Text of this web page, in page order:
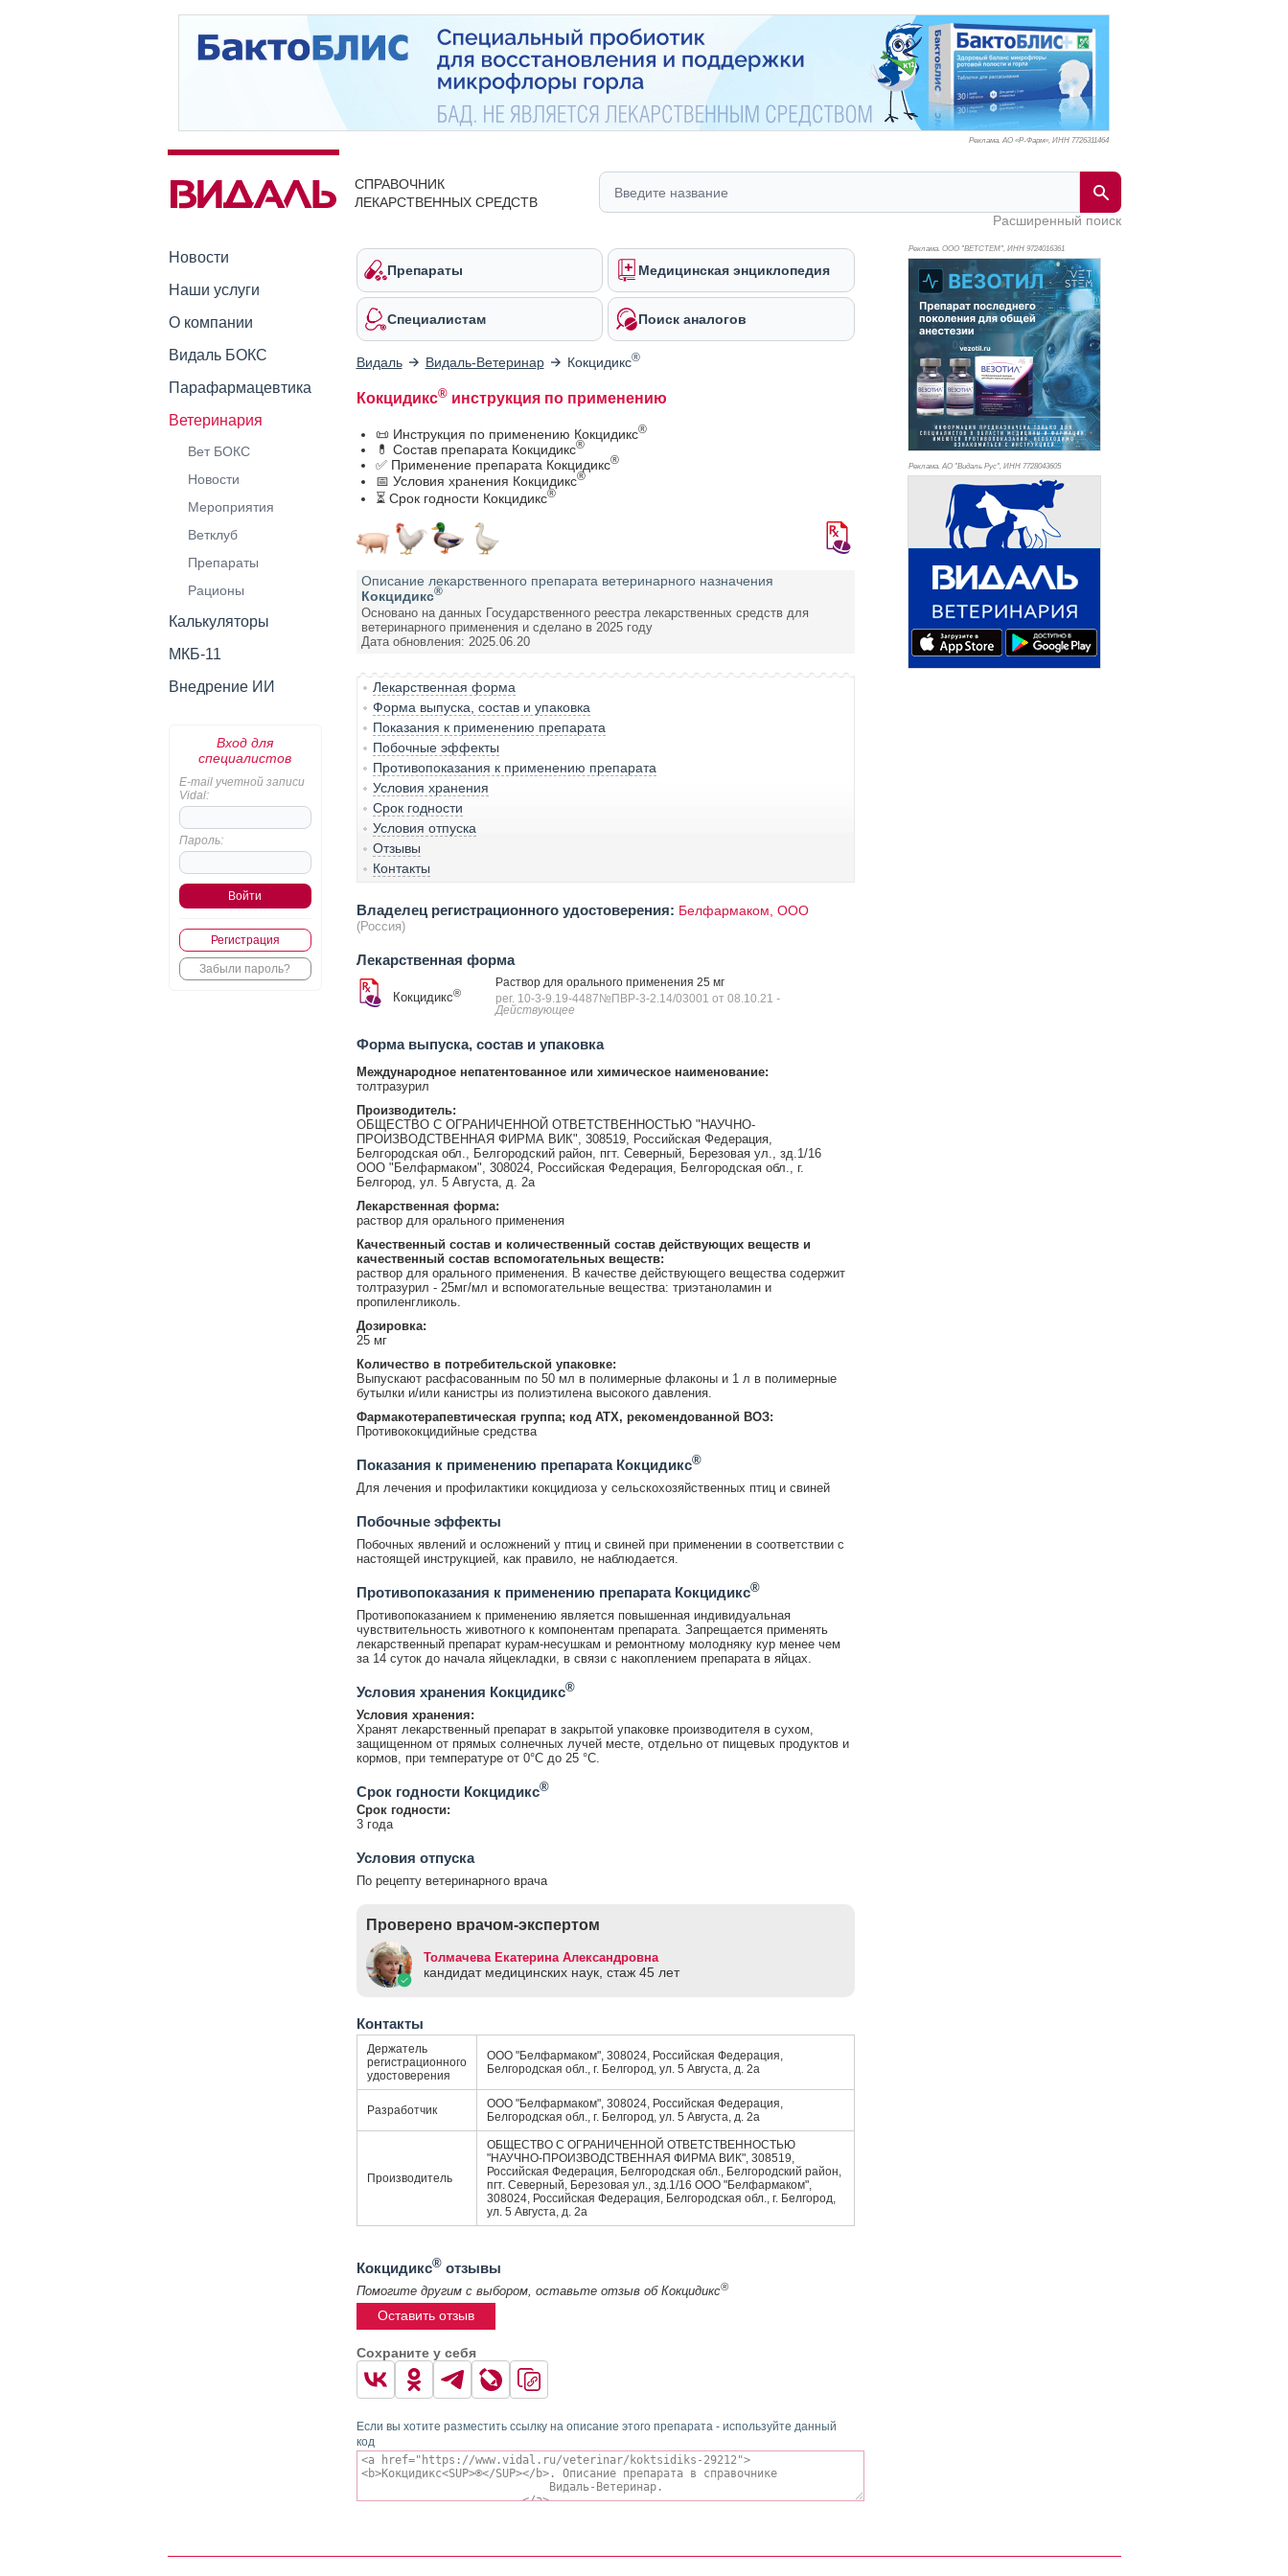
Реклама. АО «Р-Фарм», ИНН 7726311464
СПРАВОЧНИК
ЛЕКАРСТВЕННЫХ СРЕДСТВ
Расширенный поиск
Новости
Наши услуги
О компании
Видаль БОКС
Парафармацевтика
Ветеринария
Вет БОКС
Новости
Мероприятия
Ветклуб
Препараты
Рационы
Калькуляторы
МКБ-11
Внедрение ИИ
Вход для
специалистов
E-mail учетной записи
Vidal:
Пароль:
Регистрация
Забыли пароль?
Препараты Медицинская энциклопедия
Специалистам Поиск аналогов
Видаль Видаль-Ветеринар Кокцидикс®
Кокцидикс®инструкция по применению
📜 Инструкция по применению Кокцидикс®
💊 Состав препарата Кокцидикс®
✅ Применение препарата Кокцидикс®
📅 Условия хранения Кокцидикс®
⏳ Срок годности Кокцидикс®
Описание лекарственного препарата ветеринарного назначения
Кокцидикс®
Основано на данных Государственного реестра лекарственных средств для
ветеринарного применения и сделано в 2025 году
Дата обновления: 2025.06.20
Лекарственная форма
Форма выпуска, состав и упаковка
Показания к применению препарата
Побочные эффекты
Противопоказания к применению препарата
Условия хранения
Срок годности
Условия отпуска
Отзывы
Контакты
Владелец регистрационного удостоверения: Белфармаком, ООО
(Россия)
Лекарственная форма
Кокцидикс®
Раствор для орального применения 25 мг
рег. 10-3-9.19-4487№ПВР-3-2.14/03001 от 08.10.21 -
Действующее
Форма выпуска, состав и упаковка
Международное непатентованное или химическое наименование:
толтразурил
Производитель:
ОБЩЕСТВО С ОГРАНИЧЕННОЙ ОТВЕТСТВЕННОСТЬЮ "НАУЧНО-
ПРОИЗВОДСТВЕННАЯ ФИРМА ВИК", 308519, Российская Федерация,
Белгородская обл., Белгородский район, пгт. Северный, Березовая ул., зд.1/16
ООО "Белфармаком", 308024, Российская Федерация, Белгородская обл., г.
Белгород, ул. 5 Августа, д. 2а
Лекарственная форма:
раствор для орального применения
Качественный состав и количественный состав действующих веществ и
качественный состав вспомогательных веществ:
раствор для орального применения. В качестве действующего вещества содержит
толтразурил - 25мг/мл и вспомогательные вещества: триэтаноламин и
пропиленгликоль.
Дозировка:
25 мг
Количество в потребительской упаковке:
Выпускают расфасованным по 50 мл в полимерные флаконы и 1 л в полимерные
бутылки и/или канистры из полиэтилена высокого давления.
Фармакотерапевтическая группа; код АТХ, рекомендованной ВОЗ:
Противококцидийные средства
Показания к применению препарата Кокцидикс®
Для лечения и профилактики кокцидиоза у сельскохозяйственных птиц и свиней
Побочные эффекты
Побочных явлений и осложнений у птиц и свиней при применении в соответствии с
настоящей инструкцией, как правило, не наблюдается.
Противопоказания к применению препарата Кокцидикс®
Противопоказанием к применению является повышенная индивидуальная
чувствительность животного к компонентам препарата. Запрещается применять
лекарственный препарат курам-несушкам и ремонтному молодняку кур менее чем
за 14 суток до начала яйцекладки, в связи с накоплением препарата в яйцах.
Условия хранения Кокцидикс®
Условия хранения:
Хранят лекарственный препарат в закрытой упаковке производителя в сухом,
защищенном от прямых солнечных лучей месте, отдельно от пищевых продуктов и
кормов, при температуре от 0°С до 25 °С.
Срок годности Кокцидикс®
Срок годности:
3 года
Условия отпуска
По рецепту ветеринарного врача
Проверено врачом-экспертом
Толмачева Екатерина Александровна
кандидат медицинских наук, стаж 45 лет
Контакты
Держатель
регистрационного
удостоверения
ООО "Белфармаком", 308024, Российская Федерация,
Белгородская обл., г. Белгород, ул. 5 Августа, д. 2а
Разработчик
ООО "Белфармаком", 308024, Российская Федерация,
Белгородская обл., г. Белгород, ул. 5 Августа, д. 2а
Производитель
ОБЩЕСТВО С ОГРАНИЧЕННОЙ ОТВЕТСТВЕННОСТЬЮ
"НАУЧНО-ПРОИЗВОДСТВЕННАЯ ФИРМА ВИК", 308519,
Российская Федерация, Белгородская обл., Белгородский район,
пгт. Северный, Березовая ул., зд.1/16 ООО "Белфармаком",
308024, Российская Федерация, Белгородская обл., г. Белгород,
ул. 5 Августа, д. 2а
Кокцидикс®отзывы
Помогите другим с выбором, оставьте отзыв об Кокцидикс®
Оставить отзыв
Сохраните у себя
Если вы хотите разместить ссылку на описание этого препарата - используйте данный
код
Реклама. ООО "ВЕТСТЕМ", ИНН 9724016361
Реклама. АО "Видаль Рус", ИНН 7728043605